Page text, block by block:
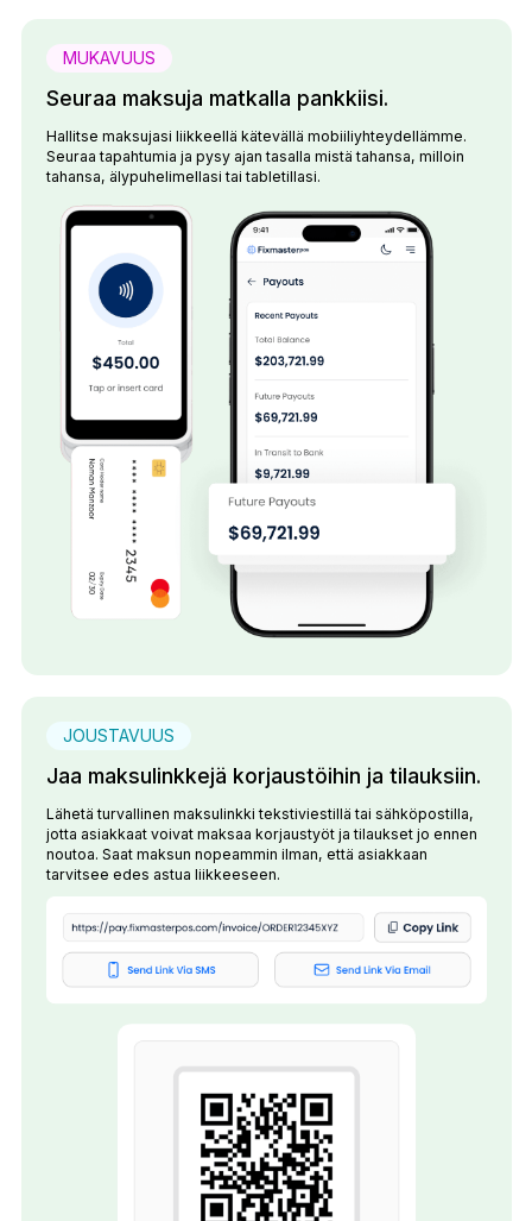
MUKAVUUS
Seuraa maksuja matkalla pankkiisi.
Hallitse maksujasi liikkeellä kätevällä mobiiliyhteydellämme.
Seuraa tapahtumia ja pysy ajan tasalla mistä tahansa, milloin
tahansa, älypuhelimellasi tai tabletillasi.
JOUSTAVUUS
Jaa maksulinkkejä korjaustöihin ja tilauksiin.
Lähetä turvallinen maksulinkki tekstiviestillä tai sähköpostilla,
jotta asiakkaat voivat maksaa korjaustyöt ja tilaukset jo ennen
noutoa. Saat maksun nopeammin ilman, että asiakkaan
tarvitsee edes astua liikkeeseen.